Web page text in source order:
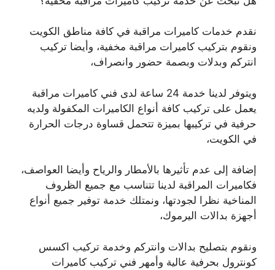
نقدم خدمات كاميرات مراقبة في كافة مناطق الكويت
ونقوم بتركيب كاميرات مراقبة مخفية، وأيضا تركيب
انتركم وبدلات وبصمة حضور وانصراف،
ويتوفر لدينا خدمة 24 ساعة لدى فني كاميرات مراقبة
يعمل على تركيب كافة أنواع الكاميرات المكفولة ولديه
حرفية في تركيبها بميزة تتحمل قساوة درجات الحرارة
في الكويت،
إضافة إلى عدم تأثيرها بالأمطار والرياح وأيضا العواصف،
فكاميرات المراقبة لدينا تتناسب مع جميع الظروف
المناخية نظرا لجودتها، ونمتلك خدمة توفير جميع أنواع
أجهزة بدالات اليرموك،
ونقوم بتصليح بدالات وانتركم وخدمة تركيب اكسس
كونترول بحرفية عالية وأمهر فني تركيب كاميرات